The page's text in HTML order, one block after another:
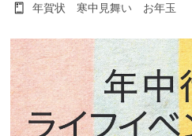
年賀状 寒中見舞い お年玉